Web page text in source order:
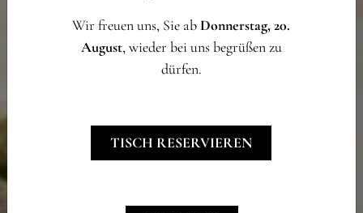
Wir freuen uns, Sie abDonnerstag, 20.
August, wieder bei uns begrüßen zu
dürfen.
TISCH RESERVIEREN